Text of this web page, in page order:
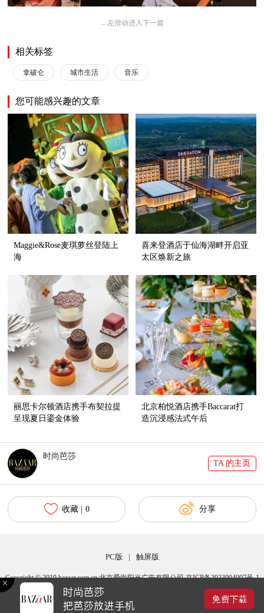
← 左滑动进入下一篇
相关标签
拿破仑 城市生活 音乐
您可能感兴趣的文章
Maggie&Rose麦琪萝丝登陆上
海
喜来登酒店于仙海湖畔开启亚
太区焕新之旅
丽思卡尔顿酒店携手布契拉提
呈现夏日鎏金体验
北京柏悦酒店携手Baccarat打
造沉浸感法式午后
时尚芭莎
TA 的主页
收藏 | 0 分享
PC版 | 触屏版
Copyright © 2019 bazaar.com.cn 北京爱尚阳光广告有限公司 京ICP备2023004007号-1
京公网安备 11010502040483号